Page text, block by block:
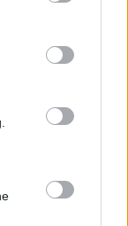
party tags to
below Google